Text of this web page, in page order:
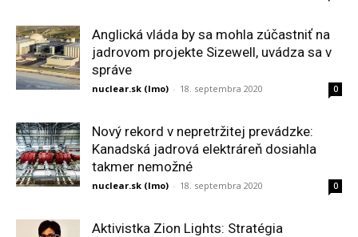
Anglická vláda by sa mohla zúčastniť na
jadrovom projekte Sizewell, uvádza sa v
správe
nuclear.sk (lmo) - 18. septembra 2020 0
Nový rekord v nepretržitej prevádzke:
Kanadská jadrová elektráreň dosiahla
takmer nemožné
nuclear.sk (lmo) - 18. septembra 2020 0
Aktivistka Zion Lights: Stratégia